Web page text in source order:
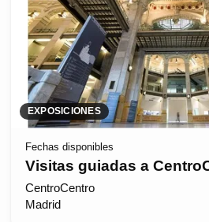
EXPOSICIONES
Fechas disponibles
Visitas guiadas a
CentroCentro
Madrid